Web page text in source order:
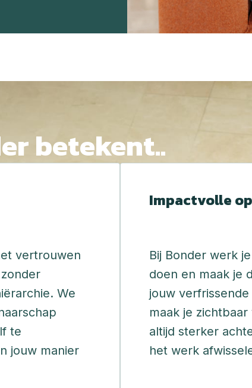
betekent..
vertrouwen
We
te
jouw manier
Impactvolle
Bij Bonder werk
doen en maak je
jouw
maak je
altijd sterker